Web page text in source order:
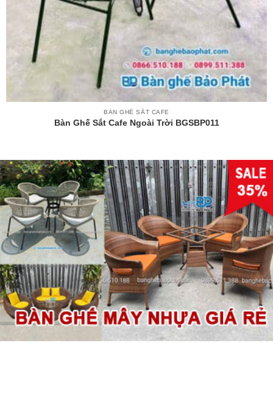
BÀN GHẾ SẮT CAFE
Bàn Ghế Sắt Cafe Ngoài Trời BGSBP011